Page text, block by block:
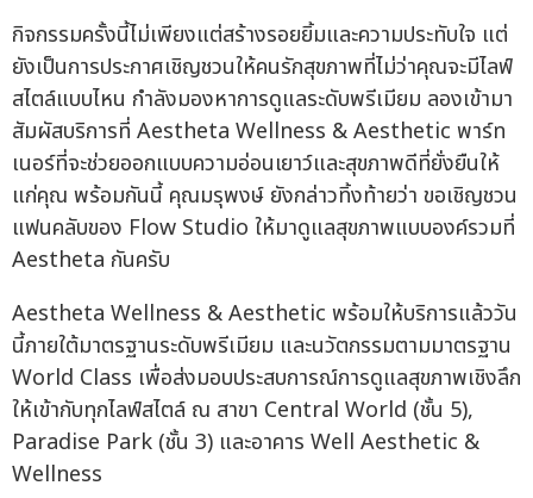
กิจกรรมครั้งนี้ไม่เพียงแต่สร้างรอยยิ้มและความประทับใจ แต่
ยังเป็นการประกาศเชิญชวนให้คนรักสุขภาพที่ไม่ว่าคุณจะมีไลฟ์
สไตล์แบบไหน กำลังมองหาการดูแลระดับพรีเมียม ลองเข้ามา
สัมผัสบริการที่ Aestheta Wellness & Aesthetic พาร์ท
เนอร์ที่จะช่วยออกแบบความอ่อนเยาว์และสุขภาพดีที่ยั่งยืนให้
แก่คุณ พร้อมกันนี้ คุณมรุพงษ์ ยังกล่าวทิ้งท้ายว่า ขอเชิญชวน
แฟนคลับของ Flow Studio ให้มาดูแลสุขภาพแบบองค์รวมที่
Aestheta กันครับ
Aestheta Wellness & Aesthetic พร้อมให้บริการแล้ววัน
นี้ภายใต้มาตรฐานระดับพรีเมียม และนวัตกรรมตามมาตรฐาน
World Class เพื่อส่งมอบประสบการณ์การดูแลสุขภาพเชิงลึก
ให้เข้ากับทุกไลฟ์สไตล์ ณ สาขา Central World (ชั้น 5),
Paradise Park (ชั้น 3) และอาคาร Well Aesthetic &
Wellness